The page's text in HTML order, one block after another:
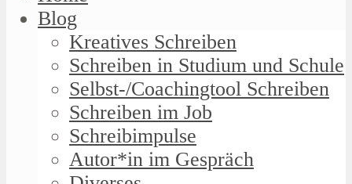
Blog
Kreatives Schreiben
Schreiben in Studium und Schule
Selbst-/Coachingtool Schreiben
Schreiben im Job
Schreibimpulse
Autor*in im Gespräch